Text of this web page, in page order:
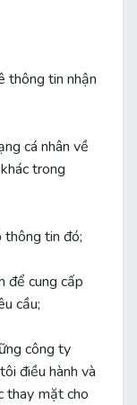
thông tin nhận
cá nhân về
trong
tin đó;
để cung cấp
cầu;
công ty
điều hành và
thay mặt cho